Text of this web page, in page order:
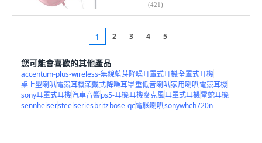
(421)
1 2 3 4 5
您可能會喜歡的其他產品
accentum-plus-wireless-無線藍芽降噪耳罩式耳機全罩式耳機
桌上型喇叭電競耳機頭戴式降噪耳罩重低音喇叭家用喇叭電競耳機
sony耳罩式耳機汽車音響ps5-耳機耳機麥克風耳罩式耳機雷蛇耳機
sennheisersteelseriesbritzbose-qc電腦喇叭sonywhch720n